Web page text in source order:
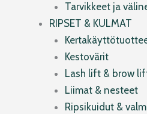
Tarvikkeet ja
RIPSET & KULMAT
Kestovärit
Lash lift & brow
Liimat & nesteet
Ripsikuidut &